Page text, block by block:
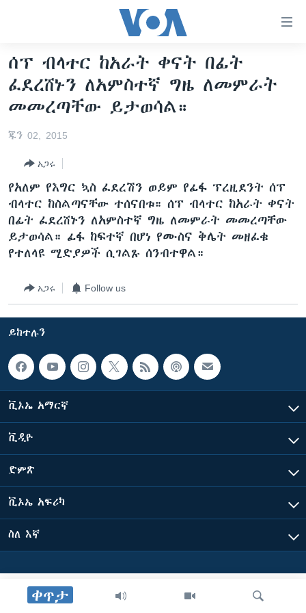
ማገናኛዎች
ወደ
ዋናው
ይዘት
ወደ
እለፍ
ወደ
ዋናው
ይዘት
እለፍ
ዜና
አሜሪካ
መካከለኛው ምሥራቅ
ኑሮ በጤንነት
ቪዲዮ
የፎቶ መድብሎች
ክምችት
Learning English
ይከተሉን
ቋንቋዎች
ቀጥታ
ሰፕ ብላተር ከአራት ቀናት በፊት
ፈደረሸኑን ለአምስተኛ ግዜ ለመምራት
መመረጣቸው ይታወሳል።
ጁን 02, 2015
አጋሩ
የአለም የእግር ኳስ ፈደረሽን ወይም የፊፋ ፕረዚደንት ሰፕ
ብላተር ከስልጣናቸው ተሰናበቱ። ሰፕ ብላተር ከአራት ቀናት
በፊት ፈደረሸኑን ለአምስተኛ ግዜ ለመምራት መመረጣቸው
ይታወሳል። ፊፋ ከፍተኛ በሆነ የሙስና ቅሌት መዘፈቁ
የተለላዩ ሚድያዎች ሲገልጹ ሰንብተዋል።
አጋሩ Follow us
ይከተሉን
ቪኦኤ አማርኛ
ቪዲዮ
ድምጽ
ቪኦኤ አፍሪካ
ስለ እኛ